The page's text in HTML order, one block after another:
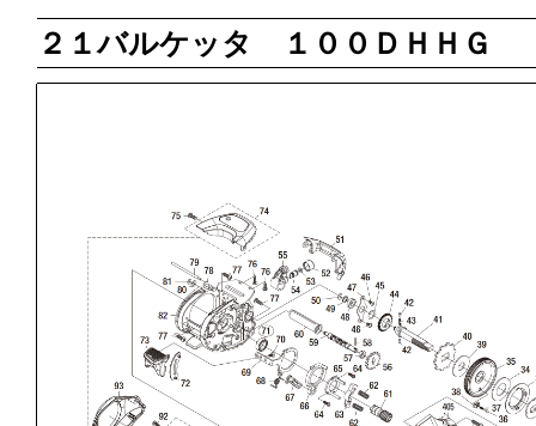
２１バルケッタ １００ＤＨＨＧ